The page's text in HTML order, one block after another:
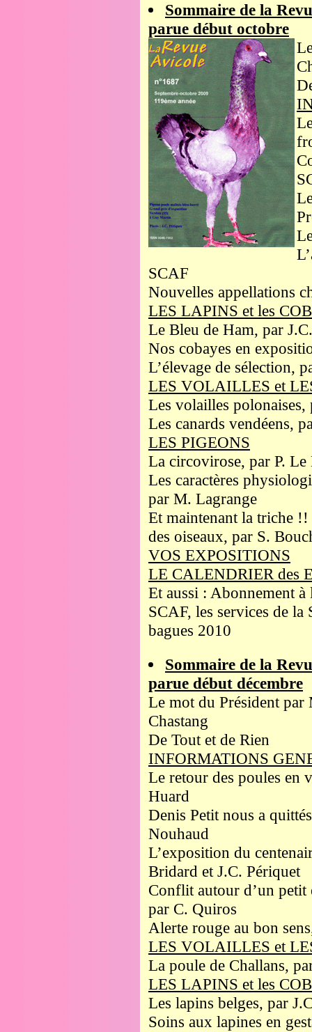
Sommaire de la
parue début octobre
SCAF
Nouvelles appellations
LES LAPINS et les
Le Bleu de Ham, par
Nos cobayes en
L’élevage de sélection,
LES VOLAILLES et
Les volailles polonaises,
Les canards vendéens,
LES PIGEONS
La circovirose, par P. Le
Les caractères
par M. Lagrange
Et maintenant la triche !!
des oiseaux, par S.
VOS EXPOSITIONS
LE CALENDRIER des
Et aussi : Abonnement
SCAF, les services de la
bagues 2010
Sommaire de la
parue début décembre
Le mot du Président par
Chastang
De Tout et de Rien
INFORMATIONS
Le retour des poules en
Huard
Denis Petit nous a
Nouhaud
L’exposition du
Bridard et J.C. Périquet
Conflit autour d’un petit
par C. Quiros
Alerte rouge au bon
LES VOLAILLES et
La poule de Challans,
LES LAPINS et les
Les lapins belges, par
Soins aux lapines en